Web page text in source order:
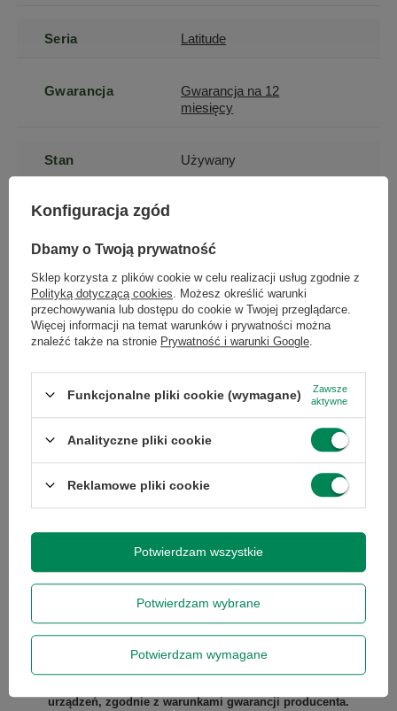
Seria Latitude
Gwarancja
Gwarancja na 12
miesięcy
Stan Używany
Stan
Zasilacz w
zestawie
Tak
Generacja
12
Pojemność
dysku
512
Podmiot odpowiedzialny|Informacje o bezpieczeństwie
GWARANCJA NA 12 MIESIĘCY
formularza reklamacji, proszęzamówić kuriera lub paczkomat.
Gwarancja nie obejmuje lampy projektora, tuszy, tonerów,
urządzeń, zgodnie z warunkami gwarancji producenta.
Konfiguracja zgód
Dbamy o Twoją prywatność
Sklep korzysta z plików cookie w celu realizacji usług zgodnie z
Polityką dotyczącą cookies . Możesz określić warunki
przechowywania lub dostępu do cookie w Twojej przeglądarce.
Więcej informacji na temat warunków i prywatności można
znaleźć także na stronie Prywatność i warunki Google
Funkcjonalne pliki cookie (wymagane)
Zawsze
aktywne
Analityczne pliki cookie
Reklamowe pliki cookie
Potwierdzam wybrane
Potwierdzam wymagane
Potwierdzam wszystkie